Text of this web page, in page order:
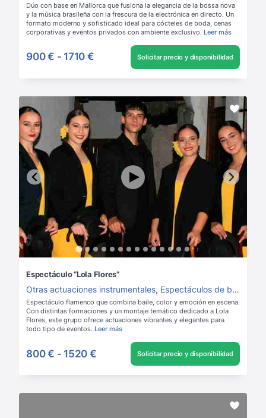
Dúo con base en Mallorca que fusiona la elegancia de la bossa nova
y la música brasileña con la frescura de la electrónica en directo. Un
formato moderno y sofisticado ideal para cócteles de boda, cenas
corporativas y eventos privados con ambiente exclusivo. Leer más
900 € - 1710 € Solicitar precio y disponibilidad
Espectáculo “Lola Flores”
Otras actuaciones instrumentales, Espectáculos de baile
Espectáculo flamenco que combina baile, color y emoción en escena.
Con distintas formaciones y un montaje temático dedicado a Lola
Flores, este grupo ofrece actuaciones vibrantes y elegantes para
todo tipo de eventos. Leer más
800 € - 1520 € Solicitar precio y disponibilidad